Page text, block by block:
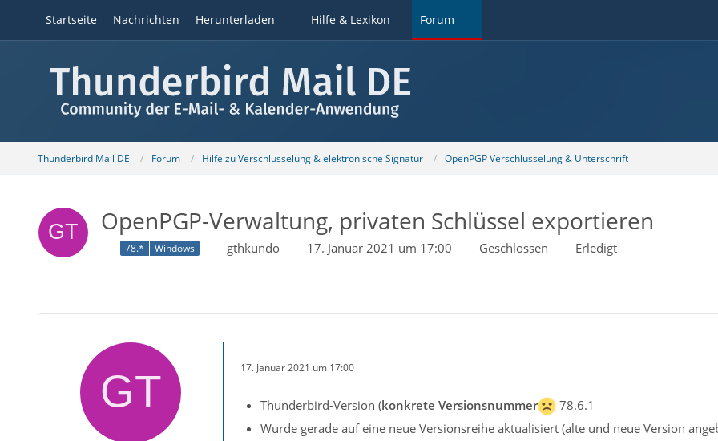
Startseite Nachrichten Herunterladen Hilfe & Lexikon Forum
Thunderbird Mail DE Forum Hilfe zu Verschlüsselung & elektronische Signatur OpenPGP Verschlüsselung & Unterschrift
OpenPGP-Verwaltung, privaten Schlüssel exportieren
78.* Windows gthkundo 17. Januar 2021 um 17:00 Geschlossen Erledigt
17. Januar 2021 um 17:00
Thunderbird-Version (konkrete Versionsnummer
78.6.1
Wurde gerade auf eine neue Versionsreihe aktualisiert (alte und neue Version